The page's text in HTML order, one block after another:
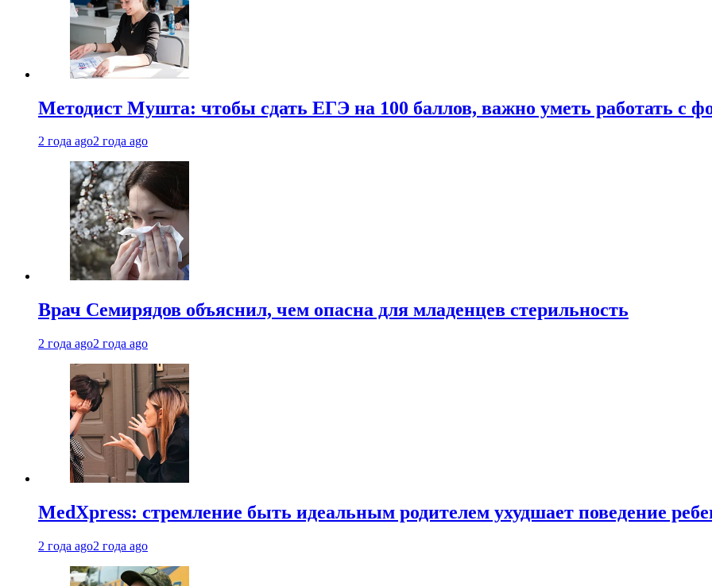
Методист Мушта: чтобы сдать ЕГЭ на 100 баллов, важно уметь работать с
2 года ago2 года ago
Врач Семирядов объяснил, чем опасна для младенцев стерильность
2 года ago2 года ago
MedXpress: стремление быть идеальным родителем ухудшает поведение
2 года ago2 года ago